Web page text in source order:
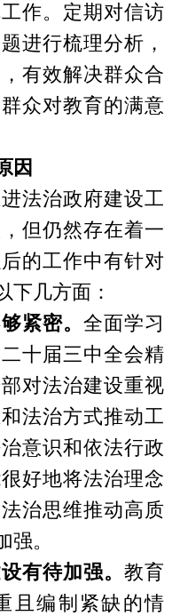
作。定期对信访
进行梳理分析，
有效解决群众合
众对教育的满意
因
法治政府建设工
但仍然存在着一
的工作中有针对
下几方面：
紧密。全面学习
十届三中全会精
对法治建设重视
法治方式推动工
意识和依法行政
好地将法治理念
治思维推动高质
。
设有待加强。教育
且编制紧缺的情